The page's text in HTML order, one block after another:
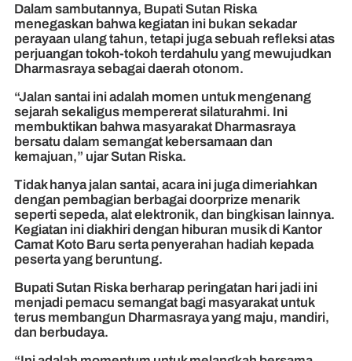
Dalam sambutannya, Bupati Sutan Riska
menegaskan bahwa kegiatan ini bukan sekadar
perayaan ulang tahun, tetapi juga sebuah refleksi atas
perjuangan tokoh-tokoh terdahulu yang mewujudkan
Dharmasraya sebagai daerah otonom.
“Jalan santai ini adalah momen untuk mengenang
sejarah sekaligus mempererat silaturahmi. Ini
membuktikan bahwa masyarakat Dharmasraya
bersatu dalam semangat kebersamaan dan
kemajuan,” ujar Sutan Riska.
Tidak hanya jalan santai, acara ini juga dimeriahkan
dengan pembagian berbagai doorprize menarik
seperti sepeda, alat elektronik, dan bingkisan lainnya.
Kegiatan ini diakhiri dengan hiburan musik di Kantor
Camat Koto Baru serta penyerahan hadiah kepada
peserta yang beruntung.
Bupati Sutan Riska berharap peringatan hari jadi ini
menjadi pemacu semangat bagi masyarakat untuk
terus membangun Dharmasraya yang maju, mandiri,
dan berbudaya.